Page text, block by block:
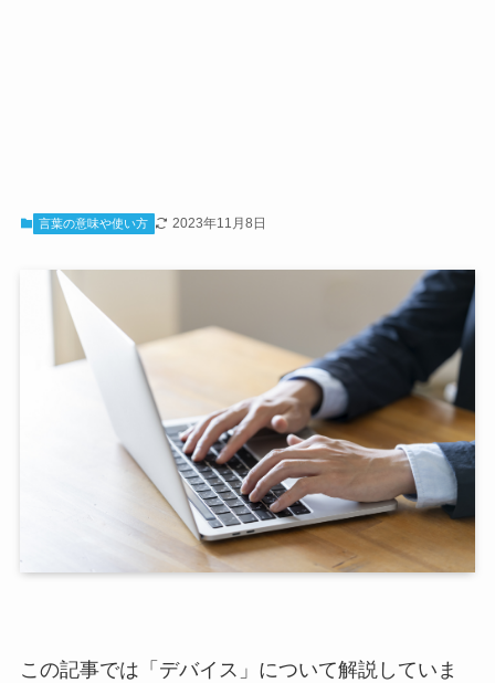
言葉の意味や使い方 2023年11月8日
この記事では「デバイス」について解説していま